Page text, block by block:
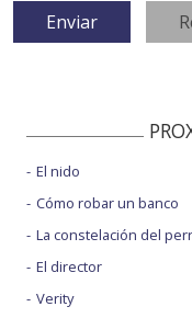
El nido
Cómo robar un banco
La constelación del
El director
Verity